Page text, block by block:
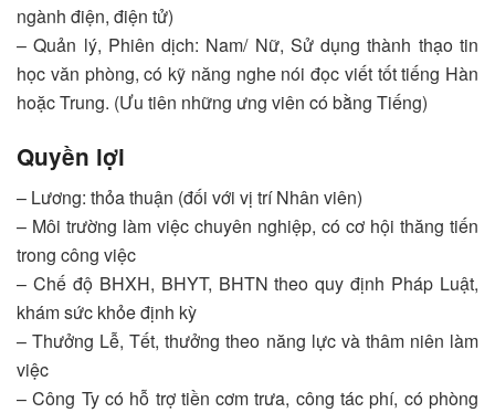
ngành điện, điện tử)
– Quản lý, Phiên dịch: Nam/ Nữ, Sử dụng thành thạo tin
học văn phòng, có kỹ năng nghe nói đọc viết tốt tiếng Hàn
hoặc Trung. (Ưu tiên những ưng viên có bằng Tiếng)
Quyền lợi
– Lương: thỏa thuận (đối với vị trí Nhân viên)
– Môi trường làm việc chuyên nghiệp, có cơ hội thăng tiến
trong công việc
– Chế độ BHXH, BHYT, BHTN theo quy định Pháp Luật,
khám sức khỏe định kỳ
– Thưởng Lễ, Tết, thưởng theo năng lực và thâm niên làm
việc
– Công Ty có hỗ trợ tiền cơm trưa, công tác phí, có phòng